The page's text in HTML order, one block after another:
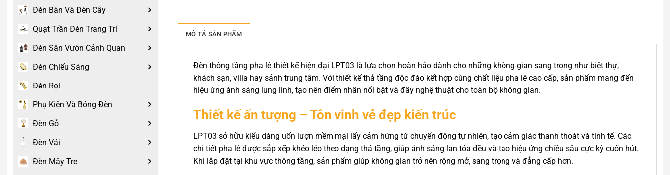
Đèn Bàn Và Đèn Cây
Quạt Trần Đèn Trang Trí
Đèn Sân Vườn Cảnh Quan
Đèn Chiếu Sáng
Đèn Rọi
Phụ Kiện Và Bóng Đèn
Đèn Gỗ
Đèn Vải
Đèn Mây Tre
MÔ TẢ SẢN PHẨM
Đèn thông tầng pha lê thiết kế hiện đại LPT03 là lựa chọn hoàn hảo dành cho những không gian sang trọng như biệt thự,
khách sạn, villa hay sảnh trung tâm. Với thiết kế thả tầng độc đáo kết hợp cùng chất liệu pha lê cao cấp, sản phẩm mang đến
hiệu ứng ánh sáng lung linh, tạo nên điểm nhấn nổi bật và đầy nghệ thuật cho toàn bộ không gian.
Thiết kế ấn tượng – Tôn vinh vẻ đẹp kiến trúc
LPT03 sở hữu kiểu dáng uốn lượn mềm mại lấy cảm hứng từ chuyển động tự nhiên, tạo cảm giác thanh thoát và tinh tế. Các
chi tiết pha lê được sắp xếp khéo léo theo dạng thả tầng, giúp ánh sáng lan tỏa đều và tạo hiệu ứng chiều sâu cực kỳ cuốn hút.
Khi lắp đặt tại khu vực thông tầng, sản phẩm giúp không gian trở nên rộng mở, sang trọng và đẳng cấp hơn.